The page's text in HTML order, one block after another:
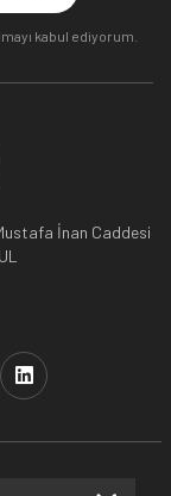
kabul ediyorum.
İnan Caddesi